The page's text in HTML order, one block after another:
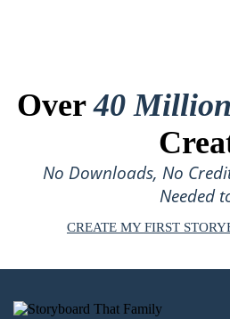
Over40 Million
No Downloads, No
Needed
CREATE MY FIRST